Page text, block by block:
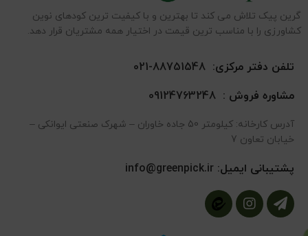
گرین پیک تلاش می کند تا بهترین و با کیفیت ترین کودهای نوین
کشاورزی را با مناسب ترین قیمت در اختیار همه مشتریان قرار دهد.
تلفن دفتر مرکزی:88751548-021
مشاوره فروش :09124763248
آدرس کارخانه: کیلومتر 50 جاده خاوران – شهرک صنعتی ایوانکی –
خیابان تعاون 7
پشتیبانی ایمیل:info@greenpick.ir